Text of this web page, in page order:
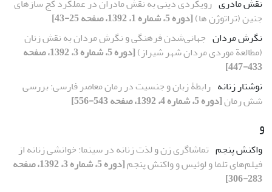
جنین (تراتوژن ها)[دوره 5، شماره 1، 1392، صفحه 25-43]
نگرش مردان جهانی‌شدن فرهنگی و نگرش مردان به نقش زنان
(مطالعة موردی مردان شهر شیراز)
[دوره 5، شماره 3، 1392، صفحه
433-447]
نوشتار زنانه رابطۀ زبان و جنسیت در رمان معاصر فارسی: بررسی
شش رمان[دوره 5، شماره 4، 1392، صفحه 543-556]
و
واکنش پنجم تماشاگری زن و لذت زنانه در سینما: خوانشی زنانه از
فیلم‌های تلما و لوئیس و واکنش پنجم
[دوره 5، شماره 3، 1392، صفحه
283-306]